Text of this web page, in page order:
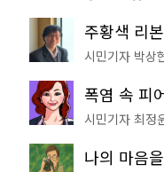
시민기자 박상
시민기자 최정